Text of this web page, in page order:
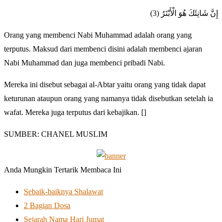
إِنَّ شَانِئَكَ هُوَ الْأَبْتَرُ (3)
Orang yang membenci Nabi Muhammad adalah orang yang
terputus. Maksud dari membenci disini adalah membenci ajaran
Nabi Muhammad dan juga membenci pribadi Nabi.
Mereka ini disebut sebagai al-Abtar yaitu orang yang tidak dapat
keturunan ataupun orang yang namanya tidak disebutkan setelah ia
wafat. Mereka juga terputus dari kebajikan. []
SUMBER: CHANEL MUSLIM
Anda Mungkin Tertarik Membaca Ini
Sebaik-baiknya Shalawat
2 Bagian Dosa
Sejarah Nama Hari Jumat